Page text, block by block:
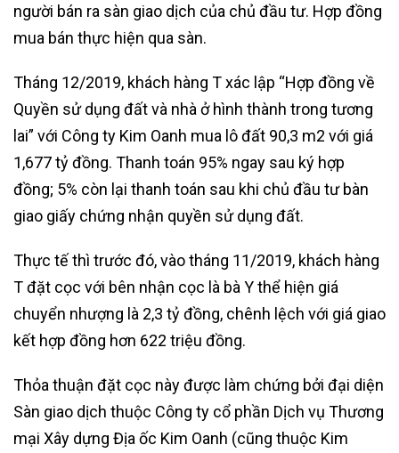
người bán ra sàn giao dịch của chủ đầu tư. Hợp đồng
mua bán thực hiện qua sàn.
Tháng 12/2019, khách hàng T xác lập “Hợp đồng về
Quyền sử dụng đất và nhà ở hình thành trong tương
lai” với Công ty Kim Oanh mua lô đất 90,3 m2 với giá
1,677 tỷ đồng. Thanh toán 95% ngay sau ký hợp
đồng; 5% còn lại thanh toán sau khi chủ đầu tư bàn
giao giấy chứng nhận quyền sử dụng đất.
Thực tế thì trước đó, vào tháng 11/2019, khách hàng
T đặt cọc với bên nhận cọc là bà Y thể hiện giá
chuyển nhượng là 2,3 tỷ đồng, chênh lệch với giá giao
kết hợp đồng hơn 622 triệu đồng.
Thỏa thuận đặt cọc này được làm chứng bởi đại diện
Sàn giao dịch thuộc Công ty cổ phần Dịch vụ Thương
mại Xây dựng Địa ốc Kim Oanh (cũng thuộc Kim